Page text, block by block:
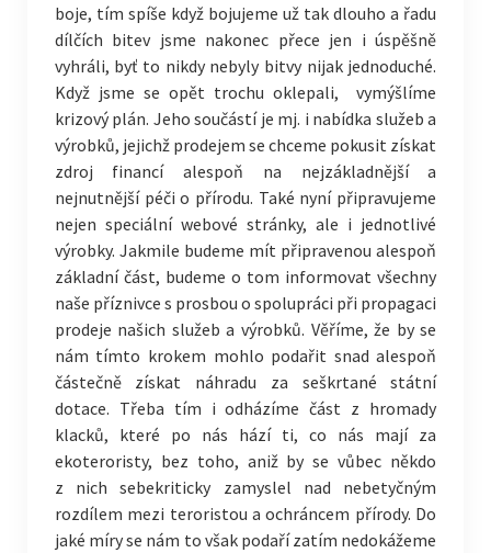
boje, tím spíše když bojujeme už tak dlouho a řadu
dílčích bitev jsme nakonec přece jen i úspěšně
vyhráli, byť to nikdy nebyly bitvy nijak jednoduché.
Když jsme se opět trochu oklepali, vymýšlíme
krizový plán. Jeho součástí je mj. i nabídka služeb a
výrobků, jejichž prodejem se chceme pokusit získat
zdroj financí alespoň na nejzákladnější a
nejnutnější péči o přírodu. Také nyní připravujeme
nejen speciální webové stránky, ale i jednotlivé
výrobky. Jakmile budeme mít připravenou alespoň
základní část, budeme o tom informovat všechny
naše příznivce s prosbou o spolupráci při propagaci
prodeje našich služeb a výrobků. Věříme, že by se
nám tímto krokem mohlo podařit snad alespoň
částečně získat náhradu za seškrtané státní
dotace. Třeba tím i odházíme část z hromady
klacků, které po nás hází ti, co nás mají za
ekoteroristy, bez toho, aniž by se vůbec někdo
z nich sebekriticky zamyslel nad nebetyčným
rozdílem mezi teroristou a ochráncem přírody. Do
jaké míry se nám to však podaří zatím nedokážeme